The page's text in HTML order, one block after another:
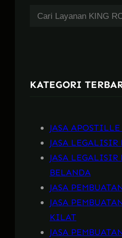
h
KATEGORI
JASA
JASA LEGALISIR
JASA LEGALISIR
BELANDA
JASA
JASA
KILAT
JASA